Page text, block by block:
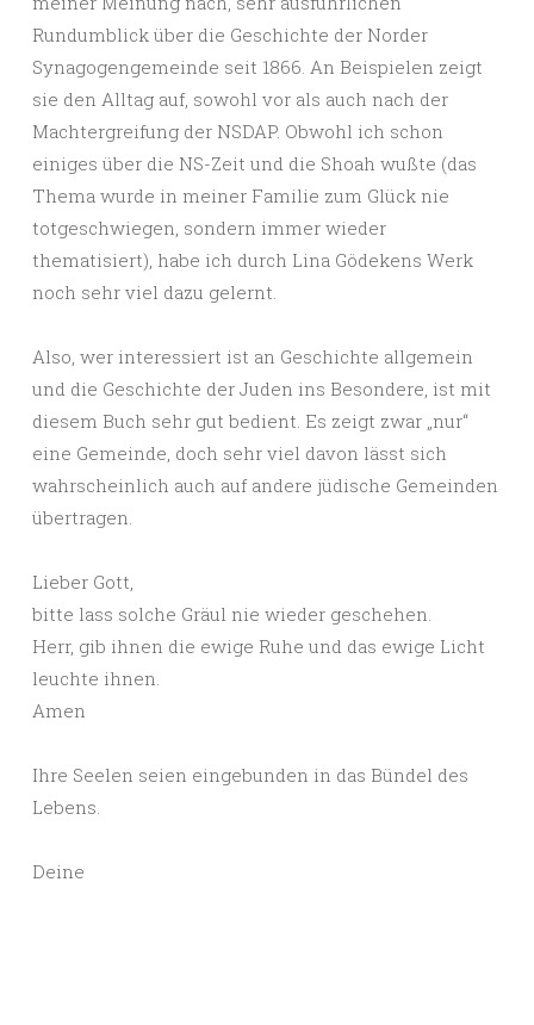
Rundumblick über die Geschichte der Norder
Synagogengemeinde seit 1866. An Beispielen zeigt
sie den Alltag auf, sowohl vor als auch nach der
Machtergreifung der NSDAP. Obwohl ich schon
einiges über die NS-Zeit und die Shoah wußte (das
Thema wurde in meiner Familie zum Glück nie
totgeschwiegen, sondern immer wieder
thematisiert), habe ich durch Lina Gödekens Werk
noch sehr viel dazu gelernt.
Also, wer interessiert ist an Geschichte allgemein
und die Geschichte der Juden ins Besondere, ist mit
diesem Buch sehr gut bedient. Es zeigt zwar „nur“
eine Gemeinde, doch sehr viel davon lässt sich
wahrscheinlich auch auf andere jüdische Gemeinden
übertragen.
Lieber Gott,
bitte lass solche Gräul nie wieder geschehen.
Herr, gib ihnen die ewige Ruhe und das ewige Licht
leuchte ihnen.
Amen
Ihre Seelen seien eingebunden in das Bündel des
Lebens.
Deine